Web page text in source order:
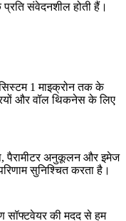
संवेदनशील होती हैं।
1 माइक्रोन तक के
और वॉल थिकनेस के लिए
पैरामीटर अनुकूलन और इमेज
सुनिश्चित करता है।
सॉफ्टवेयर की मदद से हम